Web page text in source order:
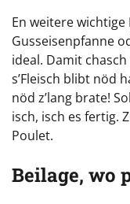
En weitere wichtige
Gusseisenpfanne
ideal. Damit
s’Fleisch blibt nöd
nöd z’lang brate!
isch, isch es fertig.
Poulet.
Beilage, wo